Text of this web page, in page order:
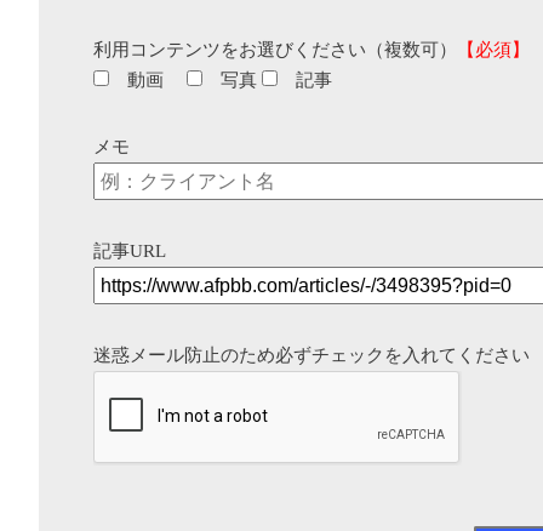
利用コンテンツをお選びください（複数可）
【必須】
動画
写真 記事
メモ
記事URL
迷惑メール防止のため必ずチェックを入れてください